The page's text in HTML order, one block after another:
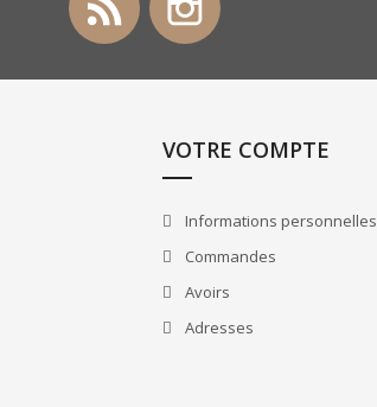
VOTRE COMPTE
Informations personnelles
Commandes
Avoirs
Adresses